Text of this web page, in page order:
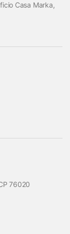
Casa Marka,
76020